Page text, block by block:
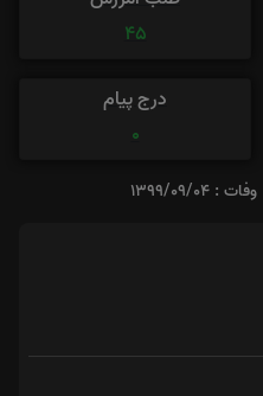
45
درج پیام
0
وفات : 1399/09/04